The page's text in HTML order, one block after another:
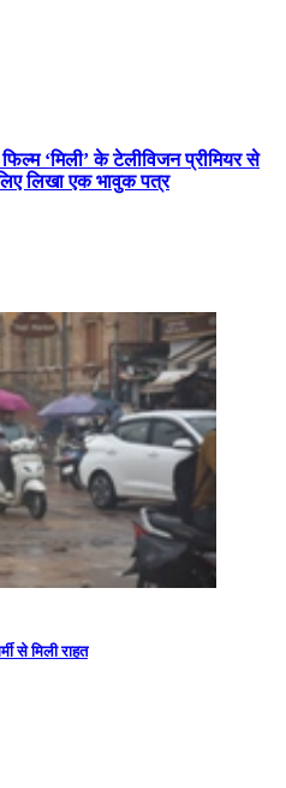
‘मिली’ के टेलीविजन प्रीमियर से
लिखा एक भावुक पत्र
से मिली राहत